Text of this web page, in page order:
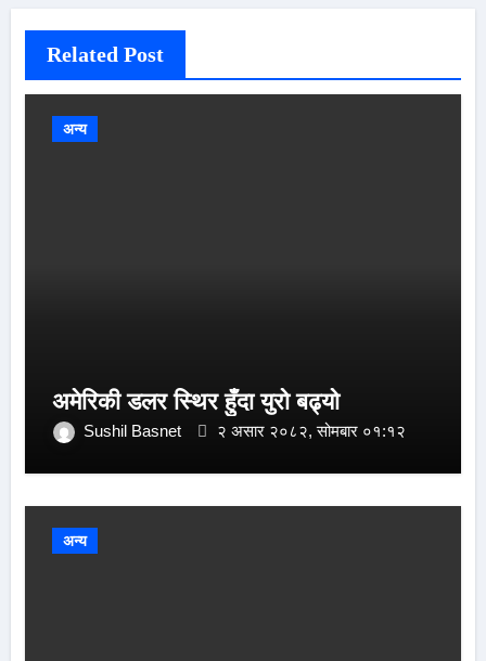
Related Post
अन्य
अमेरिकी डलर स्थिर हुँदा युरो बढ्यो
Sushil Basnet २ असार २०८२, सोमबार ०१:१२
अन्य